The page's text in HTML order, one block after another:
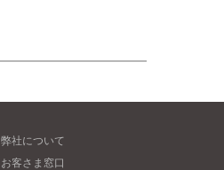
弊社について
お客さま窓口